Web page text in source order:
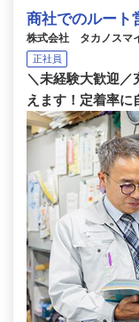
商社でのルート
株式会社 タカノスマ
正社員
＼未経験大歓迎／
えます！定着率に